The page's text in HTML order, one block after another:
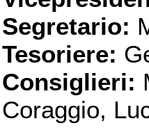
Segretario:
Tesoriere:
Consiglieri:
Coraggio,